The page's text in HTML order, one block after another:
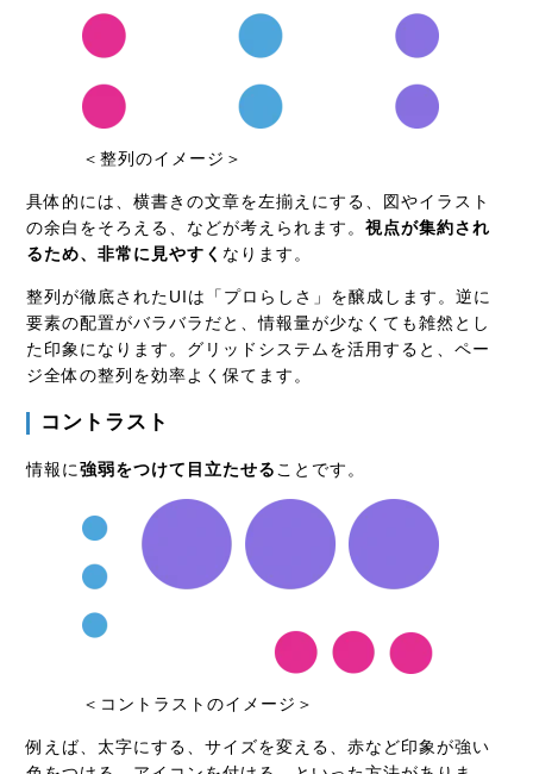
＜整列のイメージ＞
具体的には、横書きの文章を左揃えにする、図やイラスト
の余白をそろえる、などが考えられます。視点が集約され
るため、非常に見やすく なります。
整列が徹底されたUIは「プロらしさ」を醸成します。逆に
要素の配置がバラバラだと、情報量が少なくても雑然とし
た印象になります。グリッドシステムを活用すると、ペー
ジ全体の整列を効率よく保てます。
コントラスト
情報に強弱をつけて目立たせる ことです。
＜コントラストのイメージ＞
例えば、太字にする、サイズを変える、赤など印象が強い